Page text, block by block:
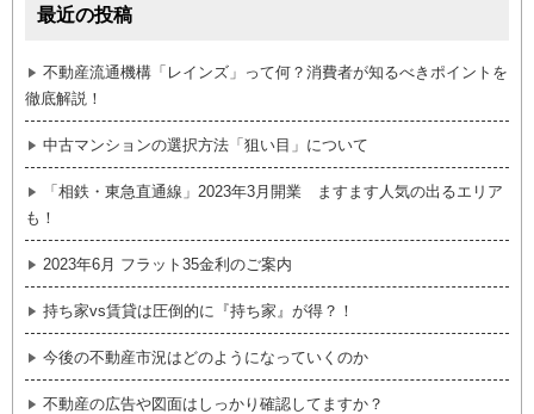
最近の投稿
不動産流通機構「レインズ」って何？消費者が知るべきポイントを
徹底解説！
中古マンションの選択方法「狙い目」について
「相鉄・東急直通線」2023年3月開業 ますます人気の出るエリア
も！
2023年6月 フラット35金利のご案内
持ち家vs賃貸は圧倒的に『持ち家』が得？！
今後の不動産市況はどのようになっていくのか
不動産の広告や図面はしっかり確認してますか？